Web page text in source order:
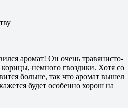
аромат! Он очень травянисто-
немного гвоздики. Хотя со
больше, так что аромат вышел
будет особенно хорош на